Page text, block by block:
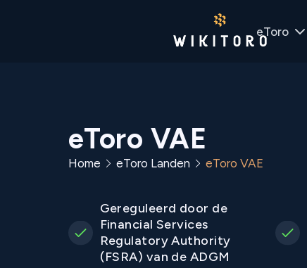
eToro
eToro VAE
Home eToro Landen eToro VAE
Gereguleerd door de
Financial Services
Regulatory Authority
(FSRA) van de ADGM